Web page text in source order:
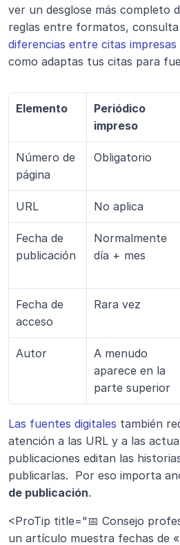
ver un desglose más completo
reglas entre formatos,
diferencias entre citas impresas
como adaptas tus citas para
Elemento
Periódico
impreso
Número de
página
Obligatorio
URL No aplica
Fecha de
publicación
Normalmente
día + mes
Fecha de
acceso
Rara vez
Autor
A menudo
aparece en la
parte superior
Las fuentes digitales también
atención a las URL y a las
publicaciones editan las
publicarlas.  Por eso importa
de publicación.
<ProTip title="📅 Consejo
un artículo muestra fechas de